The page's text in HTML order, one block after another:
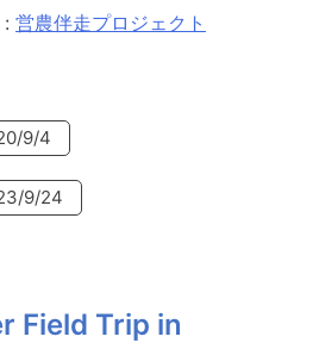
: 営農伴走プロジェクト
9/4
9/24
Field Trip in